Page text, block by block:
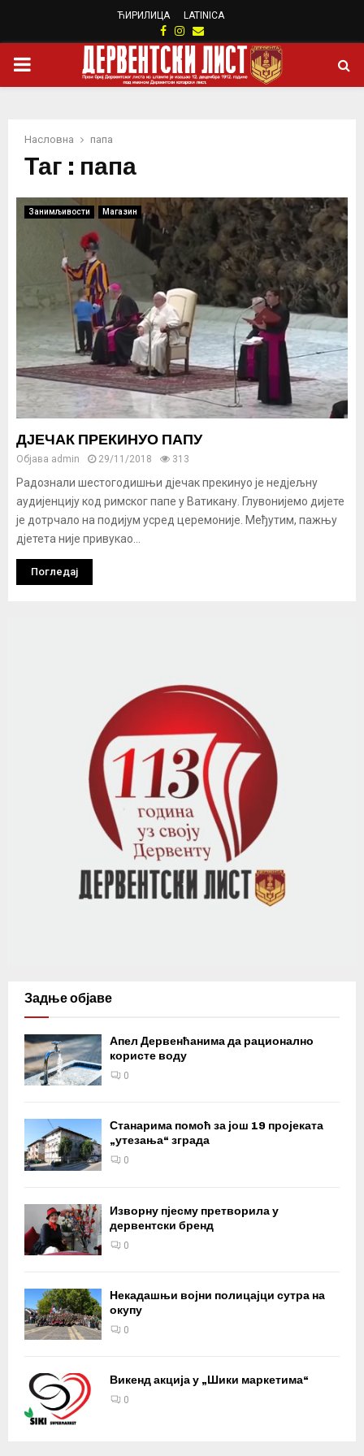
ЋИРИЛИЦА LATINICA
Facebook
Instagram
Email
PRIMARY
Насловна папа
Таг : папа
Занимљивости Магазин
ДЈЕЧАК ПРЕКИНУО ПАПУ
Објава admin 29/11/2018 313
Радознали шестогодишњи дјечак прекинуо је недјељну
аудијенцију код римског папе у Ватикану. Глувонијемо дијете
је дотрчало на подијум усред церемоније. Међутим, пажњу
дјетета није привукао...
Погледај
Задње објаве
Апел Дервенћанима да рационално
користе воду
0
Станарима помоћ за још 19 пројеката
„утезања“ зграда
0
Изворну пјесму претворила у
дервентски бренд
0
Некадашњи војни полицајци сутра на
окупу
0
Викенд акција у „Шики маркетима“
0